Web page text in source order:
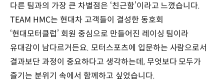
다른 팀과의 가장 큰 차별점은 ‘친근함’이라고 느꼈습니다.
TEAM HMC는 현대차 고객들이 결성한 동호회
‘현대모터클럽’ 회원 중심으로 만들어진 레이싱 팀이라
유대감이 남다르거든요. 모터스포츠에 입문하는 사람으로서
결과보단 과정이 중요하다고 생각하는데, 무엇보다 모두가
즐기는 분위기 속에서 함께하고 싶었습니다.